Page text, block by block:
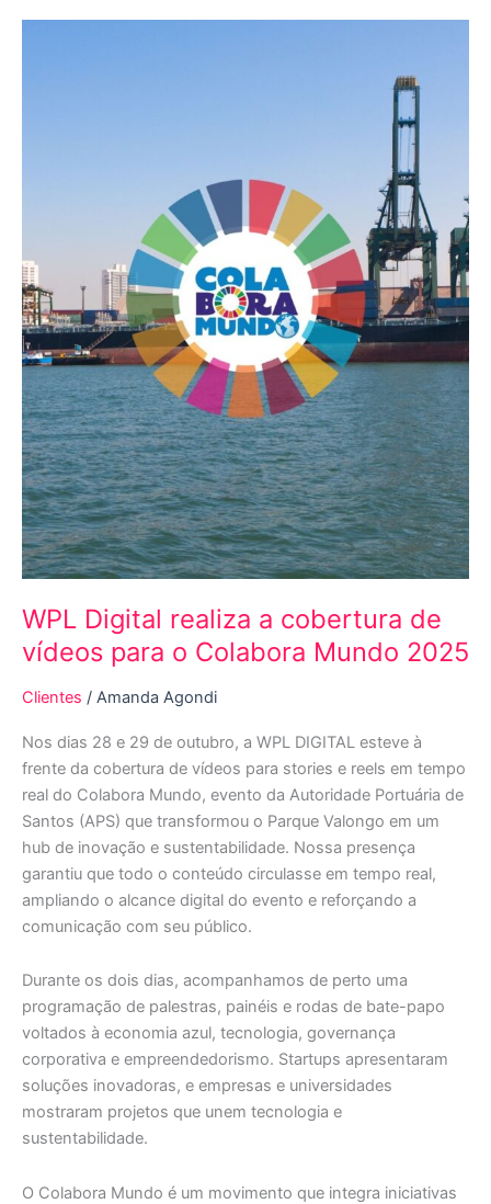
WPL Digital realiza a cobertura de
vídeos para o Colabora Mundo 2025
Clientes / Amanda Agondi
Nos dias 28 e 29 de outubro, a WPL DIGITAL esteve à
frente da cobertura de vídeos para stories e reels em tempo
real do Colabora Mundo, evento da Autoridade Portuária de
Santos (APS) que transformou o Parque Valongo em um
hub de inovação e sustentabilidade. Nossa presença
garantiu que todo o conteúdo circulasse em tempo real,
ampliando o alcance digital do evento e reforçando a
comunicação com seu público.
Durante os dois dias, acompanhamos de perto uma
programação de palestras, painéis e rodas de bate-papo
voltados à economia azul, tecnologia, governança
corporativa e empreendedorismo. Startups apresentaram
soluções inovadoras, e empresas e universidades
mostraram projetos que unem tecnologia e
sustentabilidade.
O Colabora Mundo é um movimento que integra iniciativas
Colabora
Mundo
2025